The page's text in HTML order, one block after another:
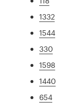
1332
1544
330
1598
1440
654